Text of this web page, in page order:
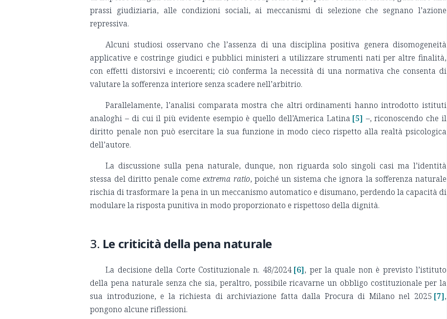
prassi giudiziaria, alle condizioni sociali, ai meccanismi di selezione che segnano l’azione
repressiva.
Alcuni studiosi osservano che l’assenza di una disciplina positiva genera disomogeneità
applicative e costringe giudici e pubblici ministeri a utilizzare strumenti nati per altre finalità,
con effetti distorsivi e incoerenti; ciò conferma la necessità di una normativa che consenta di
valutare la sofferenza interiore senza scadere nell’arbitrio.
Parallelamente, l’analisi comparata mostra che altri ordinamenti hanno introdotto istituti
analoghi – di cui il più evidente esempio è quello dell’America Latina [5] –, riconoscendo che il
diritto penale non può esercitare la sua funzione in modo cieco rispetto alla realtà psicologica
dell’autore.
La discussione sulla pena naturale, dunque, non riguarda solo singoli casi ma l’identità
stessa del diritto penale comeextrema ratio, poiché un sistema che ignora la sofferenza naturale
rischia di trasformare la pena in un meccanismo automatico e disumano, perdendo la capacità di
modulare la risposta punitiva in modo proporzionato e rispettoso della dignità.
3. Le criticità della pena naturale
La decisione della Corte Costituzionale n. 48/2024 [6], per la quale non è previsto l’istituto
della pena naturale senza che sia, peraltro, possibile ricavarne un obbligo costituzionale per la
sua introduzione, e la richiesta di archiviazione fatta dalla Procura di Milano nel 2025 [7],
pongono alcune riflessioni.